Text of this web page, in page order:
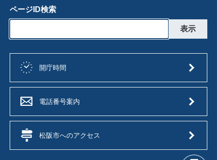
ページID検索
開庁時間
電話番号案内
松阪市へのアクセス